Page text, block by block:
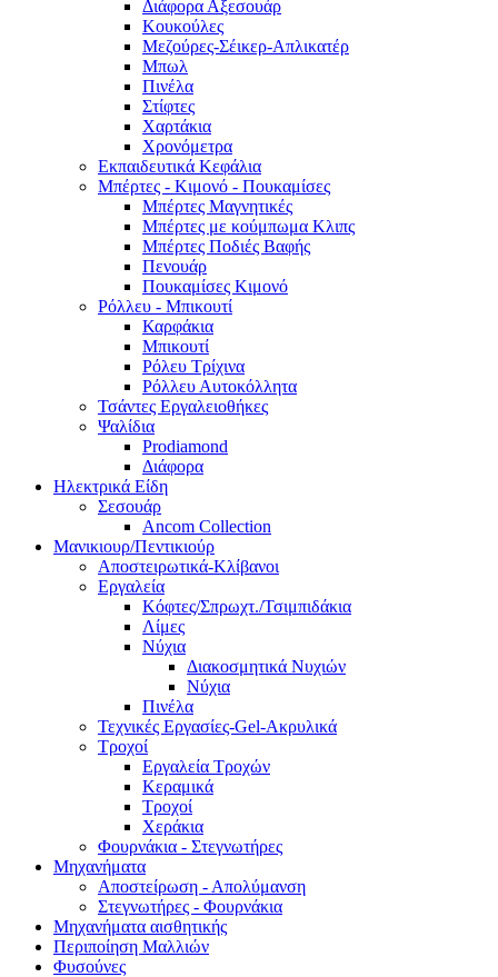
Διάφορα Αξεσουάρ
Κουκούλες
Μεζούρες-Σέικερ-Απλικατέρ
Μπωλ
Πινέλα
Στίφτες
Χαρτάκια
Χρονόμετρα
Εκπαιδευτικά Κεφάλια
Μπέρτες - Κιμονό - Πουκαμίσες
Μπέρτες Μαγνητικές
Μπέρτες με κούμπωμα Κλιπς
Μπέρτες Ποδιές Βαφής
Πενουάρ
Πουκαμίσες Κιμονό
Ρόλλευ - Μπικουτί
Καρφάκια
Μπικουτί
Ρόλευ Τρίχινα
Ρόλλευ Αυτοκόλλητα
Τσάντες Εργαλειοθήκες
Ψαλίδια
Prodiamond
Διάφορα
Ηλεκτρικά Είδη
Σεσουάρ
Ancom Collection
Μανικιουρ/Πεντικιούρ
Αποστειρωτικά-Κλίβανοι
Εργαλεία
Κόφτες/Σπρωχτ./Τσιμπιδάκια
Λίμες
Νύχια
Διακοσμητικά Νυχιών
Νύχια
Πινέλα
Τεχνικές Εργασίες-Gel-Ακρυλικά
Τροχοί
Εργαλεία Τροχών
Κεραμικά
Τροχοί
Χεράκια
Φουρνάκια - Στεγνωτήρες
Μηχανήματα
Αποστείρωση - Απολύμανση
Στεγνωτήρες - Φουρνάκια
Μηχανήματα αισθητικής
Περιποίηση Μαλλιών
Φυσούνες